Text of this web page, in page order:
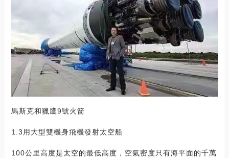
馬斯克和獵鷹9號火箭
1.3用大型雙機身飛機發射太空船
100公里高度是太空的最低高度，空氣密度只有海平面的千萬